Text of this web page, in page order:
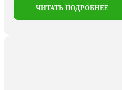
ЧИТАТЬ ПОДРОБНЕЕ